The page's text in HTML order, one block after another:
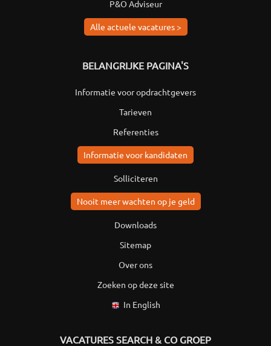
P&O Adviseur
Alle actuele vacatures >
BELANGRIJKE PAGINA'S
Informatie voor opdrachtgevers
Tarieven
Referenties
Informatie voor kandidaten
Solliciteren
Nooit meer wachten op je geld
Downloads
Sitemap
Over ons
Zoeken op deze site
In English
VACATURES SEARCH & CO GROEP